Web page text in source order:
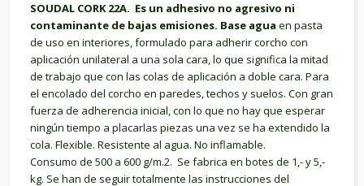
SOUDAL CORK 22A. Es un adhesivo no agresivo ni
contaminante de bajas emisiones. Base agua en pasta
de uso en interiores, formulado para adherir corcho con
aplicación unilateral a una sola cara, lo que significa la mitad
de trabajo que con las colas de aplicación a doble cara. Para
el encolado del corcho en paredes, techos y suelos. Con gran
fuerza de adherencia inicial, con lo que no hay que esperar
ningún tiempo a placarlas piezas una vez se ha extendido la
cola. Flexible. Resistente al agua. No inflamable.
Consumo de 500 a 600 g/m.2. Se fabrica en botes de 1,- y 5,-
kg. Se han de seguir totalmente las instrucciones del